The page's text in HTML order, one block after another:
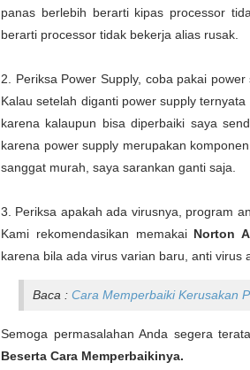
panas berlebih berarti kipas processor
berarti processor tidak bekerja alias rusak.
2. Periksa Power Supply, coba pakai
Kalau setelah diganti power supply
karena kalaupun bisa diperbaiki saya
karena power supply merupakan
sanggat murah, saya sarankan ganti saja.
3. Periksa apakah ada virusnya, program
Kami rekomendasikan memakai Norton
karena bila ada virus varian baru, anti virus
Baca : Cara Memperbaiki Kerusakan
Semoga permasalahan Anda segera
Beserta Cara Memperbaikinya.